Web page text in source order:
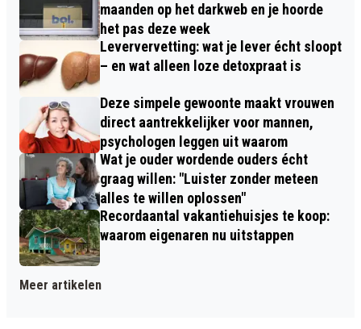
maanden op het darkweb en je hoorde
het pas deze week
Leververvetting: wat je lever écht sloopt
– en wat alleen loze detoxpraat is
Deze simpele gewoonte maakt vrouwen
direct aantrekkelijker voor mannen,
psychologen leggen uit waarom
Wat je ouder wordende ouders écht
graag willen: "Luister zonder meteen
alles te willen oplossen"
Recordaantal vakantiehuisjes te koop:
waarom eigenaren nu uitstappen
Meer artikelen